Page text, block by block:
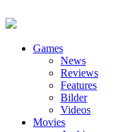
Games
News
Reviews
Features
Bilder
Videos
Movies